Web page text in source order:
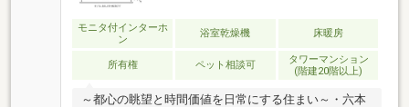
面積にはトランクルーム部分面積約1.12平米を含む■
ご希望の住まい探しをお手伝いします
━━━━━・・・物件の詳細・ご相談はお気軽にお問
い合わせください。
モニタ付インターホ
ン
浴室乾燥機 床暖房
所有権 ペット相談可
タワーマンション
(階建20階以上)
～都心の眺望と時間価値を日常にする住まい～・六本